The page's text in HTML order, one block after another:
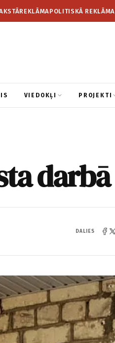
REKLĀMAPOLITISKĀ REKLĀMA
VIEDOKĻI PROJEKTI
darbā
DALIES